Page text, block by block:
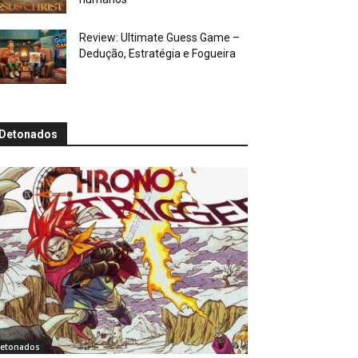
Review: Ultimate Guess Game –
Dedução, Estratégia e Fogueira